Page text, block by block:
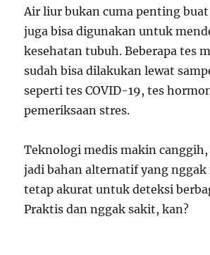
Air liur bukan cuma penting
juga bisa digunakan untuk
kesehatan tubuh. Beberapa tes
sudah bisa dilakukan lewat
seperti tes COVID-19, tes
pemeriksaan stres.
Teknologi medis makin
jadi bahan alternatif yang
tetap akurat untuk deteksi
Praktis dan nggak sakit, kan?